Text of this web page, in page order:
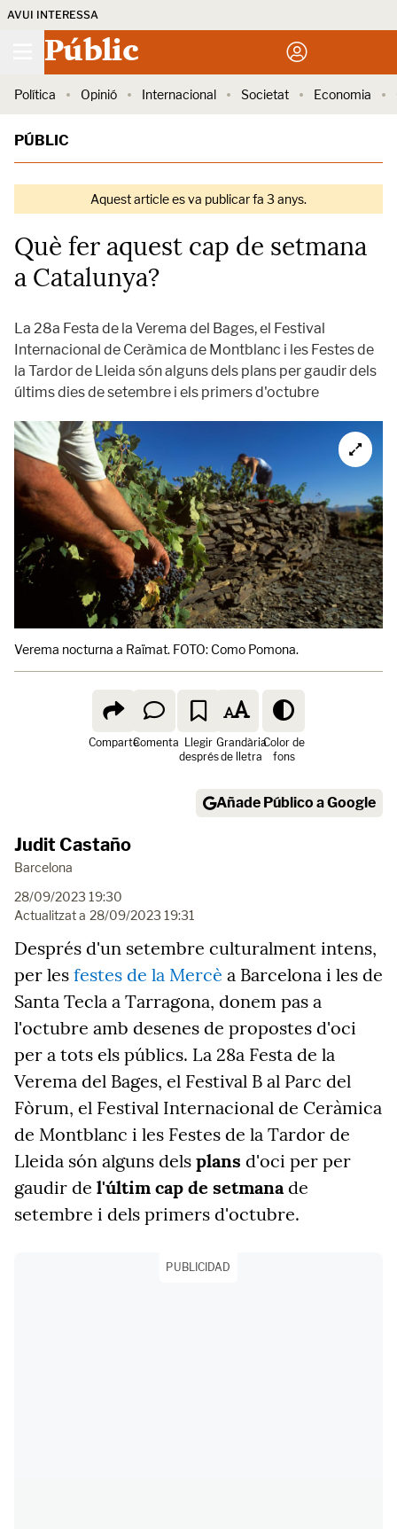
AVUI INTERESSA
Públic
Política Opinió Internacional Societat Economia
PÚBLIC
Aquest article es va publicar fa 3 anys.
Què fer aquest cap de setmana
a Catalunya?
La 28a Festa de la Verema del Bages, el Festival
Internacional de Ceràmica de Montblanc i les Festes de
la Tardor de Lleida són alguns dels plans per gaudir dels
últims dies de setembre i els primers d'octubre
Verema nocturna a Raïmat. FOTO: Como Pomona.
ComparteComenta Llegir
després
Grandària
de lletra
Color de
fons
Añade Público a Google
Judit Castaño
Barcelona
28/09/2023 19:30
Actualitzat a 28/09/2023 19:31
Després d'un setembre culturalment intens,
per les festes de la Mercè a Barcelona i les de
Santa Tecla a Tarragona, donem pas a
l'octubre amb desenes de propostes d'oci
per a tots els públics. La 28a Festa de la
Verema del Bages, el Festival B al Parc del
Fòrum, el Festival Internacional de Ceràmica
de Montblanc i les Festes de la Tardor de
Lleida són alguns dels plans d'oci per per
gaudir de l'últim cap de setmanade
setembre i dels primers d'octubre.
PUBLICIDAD